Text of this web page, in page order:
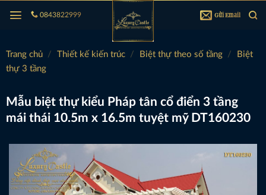
qua
dung
0843822999 Gửi Email
Trang chủ / Thiết kế kiến trúc / Biệt thự theo số tầng /
Biệt
thự 3 tầng
Mẫu biệt thự kiểu Pháp tân cổ điển 3 tầng
mái thái 10.5m x 16.5m tuyệt mỹ DT160230